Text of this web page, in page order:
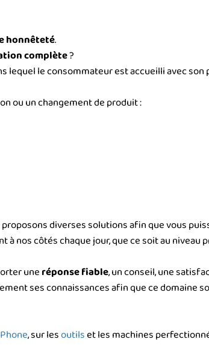
honnêteté.
complète?
lequel le consommateur est accueilli avec
ou un changement de produit :
diverses solutions afin que vous
à nos côtés chaque jour, que ce soit au niveau
uneréponse fiable, un conseil, une
ses connaissances afin que ce domaine
, sur lesoutilset les machines